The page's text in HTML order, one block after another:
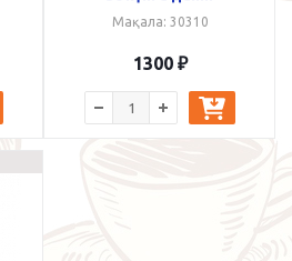
Мақала: 30310
1300 ₽